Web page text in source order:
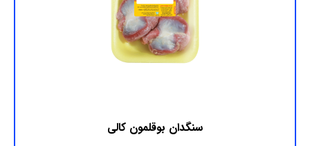
سنگدان بوقلمون کالی